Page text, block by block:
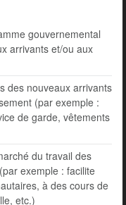
gouvernemental
arrivants et/ou aux
des nouveaux arrivants
(par exemple :
de garde, vêtements
du travail des
exemple : facilite
à des cours de
etc.)